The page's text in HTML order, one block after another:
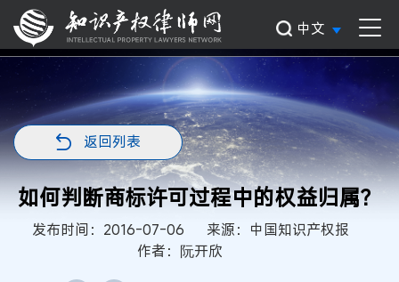
中文
返回列表
如何判断商标许可过程中的权益归属？
发布时间：2016-07-06
来源：中国知识产权报
作者：阮开欣